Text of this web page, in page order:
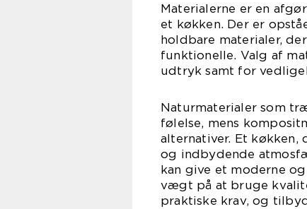
Materialerne er en
et køkken. Der er
holdbare materialer,
funktionelle. Valg af
udtryk samt for
Naturmaterialer som
følelse, mens
alternativer. Et køkken,
og indbydende
kan give et moderne
vægt på at bruge
praktiske krav, og